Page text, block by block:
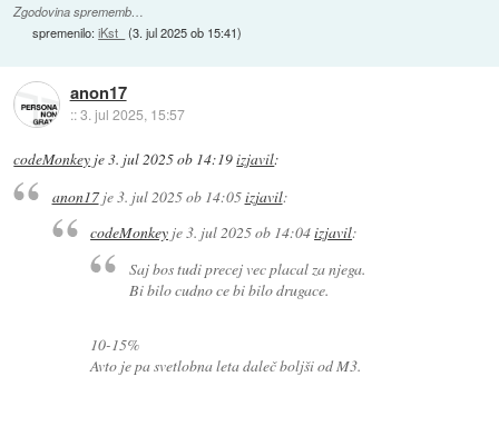
Zgodovina sprememb…
spremenilo:iKst_ (3. jul 2025 ob 15:41)
anon17
::3. jul 2025, 15:57
codeMonkey je3. jul 2025 ob 14:19izjavil:
anon17je3. jul 2025 ob 14:05izjavil:
codeMonkey je3. jul 2025 ob 14:04izjavil:
Saj bos tudi precej vec placal za njega.
Bi bilo cudno ce bi bilo drugace.
10-15%
Avto je pa svetlobna leta daleč boljši od M3.